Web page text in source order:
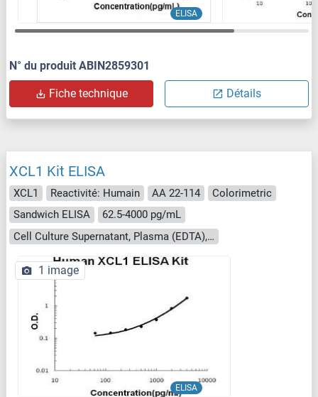
ELISA
N° du produit ABIN2859301
Fiche technique Détails
XCL1 Kit ELISA
XCL1 Reactivité: Humain AA 22-114
Colorimetric
Sandwich ELISA
62.5-4000 pg/mL
Cell Culture Supernatant, Plasma (EDTA), Plasma (heparin), Serum
ELISA
1 image